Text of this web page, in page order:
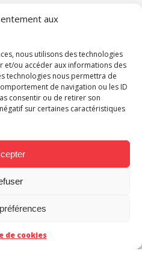
aux
nous utilisons des technologies
et/ou accéder aux informations des
technologies nous permettra de
de navigation ou les ID
consentir ou de retirer son
sur certaines caractéristiques
de cookies